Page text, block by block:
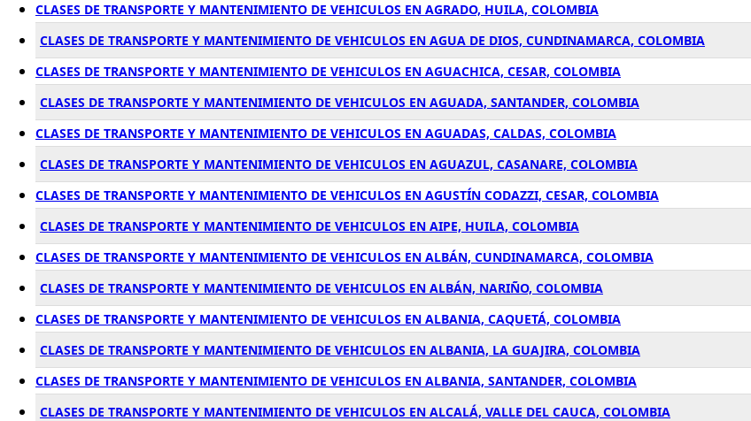
CLASES DE TRANSPORTE Y MANTENIMIENTO DE VEHICULOS EN AGRADO, HUILA, COLOMBIA
CLASES DE TRANSPORTE Y MANTENIMIENTO DE VEHICULOS EN AGUA DE DIOS, CUNDINAMARCA, COLOMBIA
CLASES DE TRANSPORTE Y MANTENIMIENTO DE VEHICULOS EN AGUACHICA, CESAR, COLOMBIA
CLASES DE TRANSPORTE Y MANTENIMIENTO DE VEHICULOS EN AGUADA, SANTANDER, COLOMBIA
CLASES DE TRANSPORTE Y MANTENIMIENTO DE VEHICULOS EN AGUADAS, CALDAS, COLOMBIA
CLASES DE TRANSPORTE Y MANTENIMIENTO DE VEHICULOS EN AGUAZUL, CASANARE, COLOMBIA
CLASES DE TRANSPORTE Y MANTENIMIENTO DE VEHICULOS EN AGUSTÍN CODAZZI, CESAR, COLOMBIA
CLASES DE TRANSPORTE Y MANTENIMIENTO DE VEHICULOS EN AIPE, HUILA, COLOMBIA
CLASES DE TRANSPORTE Y MANTENIMIENTO DE VEHICULOS EN ALBÁN, CUNDINAMARCA, COLOMBIA
CLASES DE TRANSPORTE Y MANTENIMIENTO DE VEHICULOS EN ALBÁN, NARIÑO, COLOMBIA
CLASES DE TRANSPORTE Y MANTENIMIENTO DE VEHICULOS EN ALBANIA, CAQUETÁ, COLOMBIA
CLASES DE TRANSPORTE Y MANTENIMIENTO DE VEHICULOS EN ALBANIA, LA GUAJIRA, COLOMBIA
CLASES DE TRANSPORTE Y MANTENIMIENTO DE VEHICULOS EN ALBANIA, SANTANDER, COLOMBIA
CLASES DE TRANSPORTE Y MANTENIMIENTO DE VEHICULOS EN ALCALÁ, VALLE DEL CAUCA, COLOMBIA